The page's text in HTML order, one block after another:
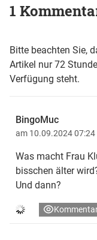
1
Bitte beachten Sie,
Artikel nur 72
Verfügung steht.
BingoMuc
am 10.09.2024 07:24
Was macht Frau
bisschen älter
Und dann?